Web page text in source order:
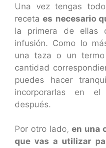
Una vez tengas
recetaes necesario
la primera de ellas
infusión. Como lo
una taza o un
cantidad
puedes hacer
incorporarlas en
después.
Por otro lado,en una
que vas a utilizar